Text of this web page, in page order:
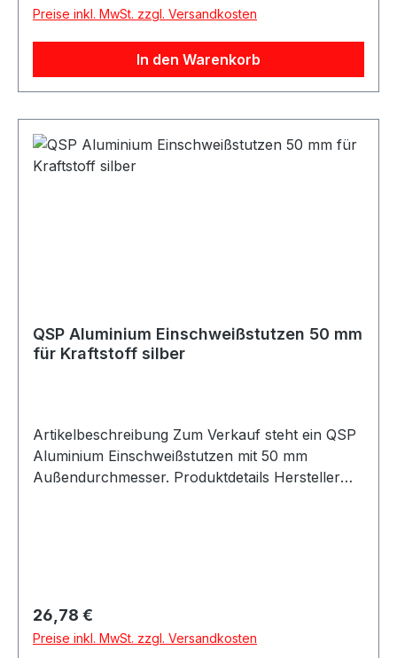
ideal für Tankumbauten, Motorsport-, Industrie-
oder Custom-Projekte. Lieferumfang 1x QSP
Aluminium Einschweißstutzen 38 mm
Preise inkl. MwSt. zzgl. Versandkosten
In den Warenkorb
QSP Aluminium Einschweißstutzen 50 mm
für Kraftstoff silber
Artikelbeschreibung Zum Verkauf steht ein QSP
Aluminium Einschweißstutzen mit 50 mm
Außendurchmesser. Produktdetails Hersteller
Kraftstoffanwendungen. Der Stutzen eignet sich
ideal für Tankumbauten, Motorsport-, Industrie-
Regulärer Preis:
26,78 €
Preise inkl. MwSt. zzgl. Versandkosten